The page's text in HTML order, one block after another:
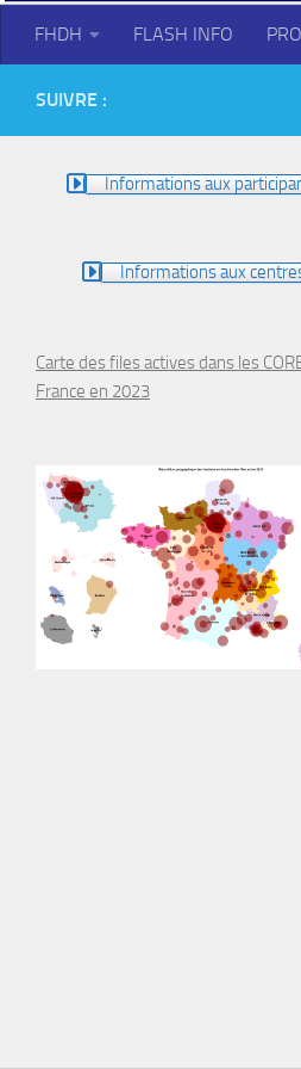
FHDH FLASH INFO
SUIVRE :
Informations aux
Informations aux
Carte des files actives dans les
France en 2023